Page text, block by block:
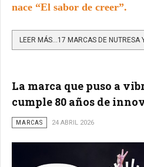
nace “El sabor de creer”.
La marca que puso a
cumple 80 años de
MARCAS 24 ABRIL 2026